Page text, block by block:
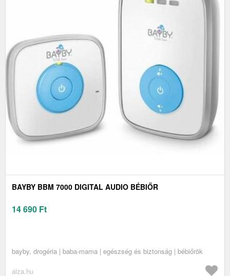
BAYBY BBM 7000 DIGITAL AUDIO BÉBIŐR
14 690 Ft
bayby, drogéria | baba-mama | egészség és biztonság | bébiőrök
alza.hu